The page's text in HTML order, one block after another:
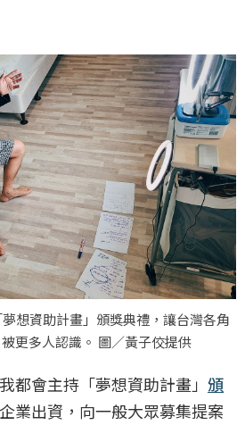
想資助計畫」頒獎典禮，讓台灣各角
更多人認識。 圖／黃子佼提供
都會主持「夢想資助計畫」 頒
業出資，向一般大眾募集提案